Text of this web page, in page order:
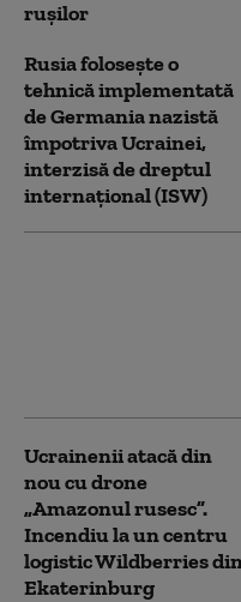
rușilor
Rusia folosește o
tehnică implementată
de Germania nazistă
împotriva Ucrainei,
interzisă de dreptul
internațional (ISW)
Ucrainenii atacă din
nou cu drone
„Amazonul rusesc”.
Incendiu la un centru
logistic Wildberries
Ekaterinburg